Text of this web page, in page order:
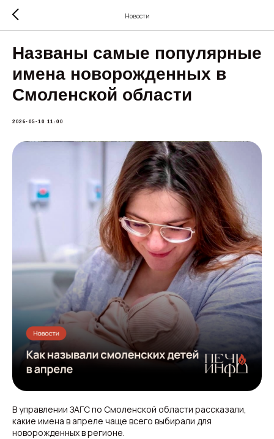
Новости
Названы самые популярные
имена новорожденных в
Смоленской области
2026-05-10 11:00
В управлении ЗАГС по Смоленской области рассказали,
какие имена в апреле чаще всего выбирали для
новорожденных в регионе.